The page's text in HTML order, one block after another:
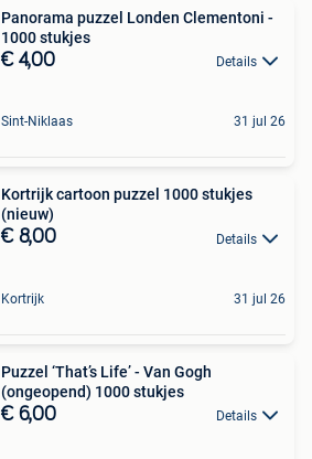
Panorama puzzel Londen Clementoni -
1000 stukjes
€ 4,00 Details
Sint-Niklaas 31 jul 26
Kortrijk cartoon puzzel 1000 stukjes
(nieuw)
€ 8,00 Details
Kortrijk 31 jul 26
Puzzel ‘That’s Life’ - Van Gogh
(ongeopend) 1000 stukjes
€ 6,00 Details